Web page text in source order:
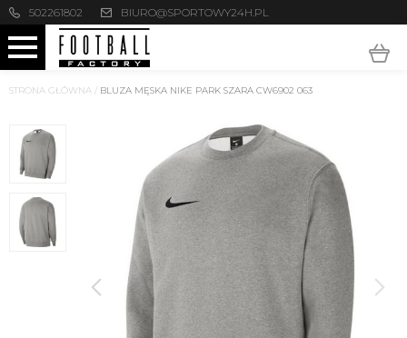
502261802 BIURO@SPORTOWY24H.PL
STRONA GŁÓWNA / BLUZA MĘSKA NIKE PARK SZARA CW6902 063